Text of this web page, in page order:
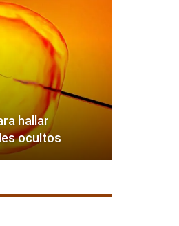
hallar
ocultos